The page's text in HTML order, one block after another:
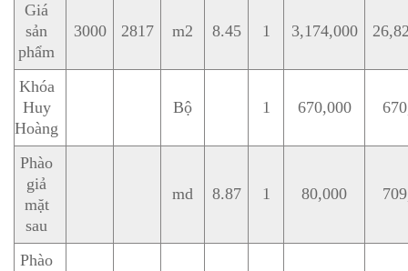
Giá
sản
phẩm
3000 2817 m2 8.45 1 3,174,000
Khóa
Huy
Hoàng
Bộ 1 670,000
Phào
giả
mặt
sau
md 8.87 1 80,000
Phào